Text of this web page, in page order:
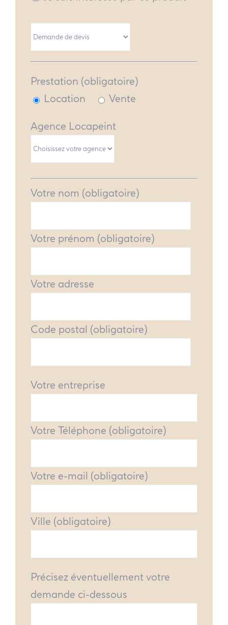
Prestation (obligatoire)
Location
Vente
Agence Locapeint
Votre nom (obligatoire)
Votre prénom (obligatoire)
Votre adresse
Code postal (obligatoire)
Votre entreprise
Votre Téléphone (obligatoire)
Votre e-mail (obligatoire)
Ville (obligatoire)
Précisez éventuellement votre
demande ci-dessous